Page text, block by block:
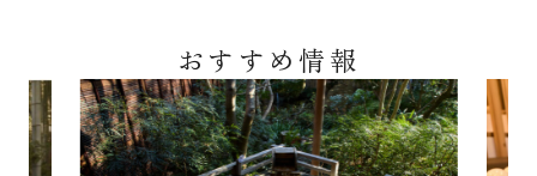
おすすめ情報